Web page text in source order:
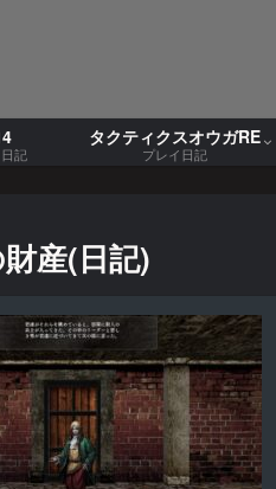
記
タクティクスオウガRE
プレイ日記
産(日記)